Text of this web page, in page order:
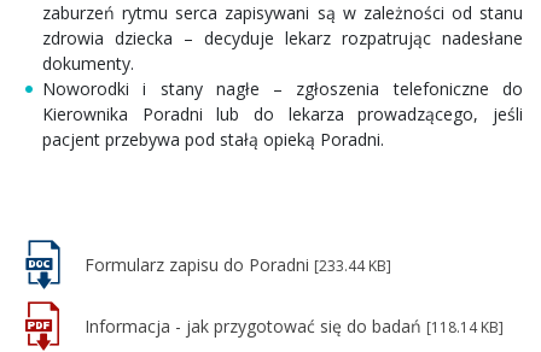
zaburzeń rytmu serca zapisywani są w zależności od stanu
zdrowia dziecka – decyduje lekarz rozpatrując nadesłane
dokumenty.
Noworodki i stany nagłe – zgłoszenia telefoniczne do
Kierownika Poradni lub do lekarza prowadzącego, jeśli
pacjent przebywa pod stałą opieką Poradni.
Formularz zapisu do Poradni [233.44 KB]
Informacja - jak przygotować się do badań [118.14 KB]